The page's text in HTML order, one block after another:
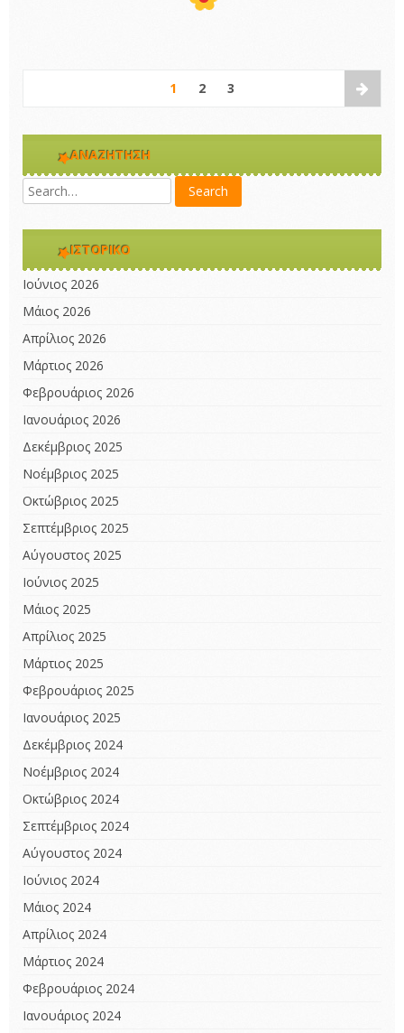
1 2 3
ΑΝΑΖΉΤΗΣΗ
ΙΣΤΟΡΙΚΌ
Ιούνιος 2026
Μάιος 2026
Απρίλιος 2026
Μάρτιος 2026
Φεβρουάριος 2026
Ιανουάριος 2026
Δεκέμβριος 2025
Νοέμβριος 2025
Οκτώβριος 2025
Σεπτέμβριος 2025
Αύγουστος 2025
Ιούνιος 2025
Μάιος 2025
Απρίλιος 2025
Μάρτιος 2025
Φεβρουάριος 2025
Ιανουάριος 2025
Δεκέμβριος 2024
Νοέμβριος 2024
Οκτώβριος 2024
Σεπτέμβριος 2024
Αύγουστος 2024
Ιούνιος 2024
Μάιος 2024
Απρίλιος 2024
Μάρτιος 2024
Φεβρουάριος 2024
Ιανουάριος 2024